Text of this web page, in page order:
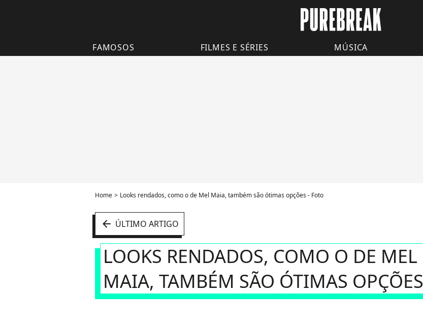
FAMOSOS FILMES E SÉRIES MÚSICA
Home Looks rendados, como o de Mel Maia, também são ótimas opções - Foto
arrow_left ÚLTIMO ARTIGO
LOOKS RENDADOS, COMO O DE MEL
MAIA, TAMBÉM SÃO ÓTIMAS OPÇÕES